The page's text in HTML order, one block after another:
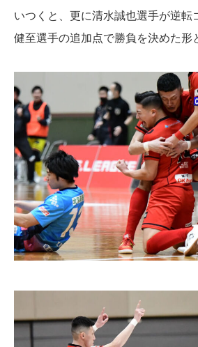
いつくと、更に清水誠也選手が逆転
健至選手の追加点で勝負を決めた形